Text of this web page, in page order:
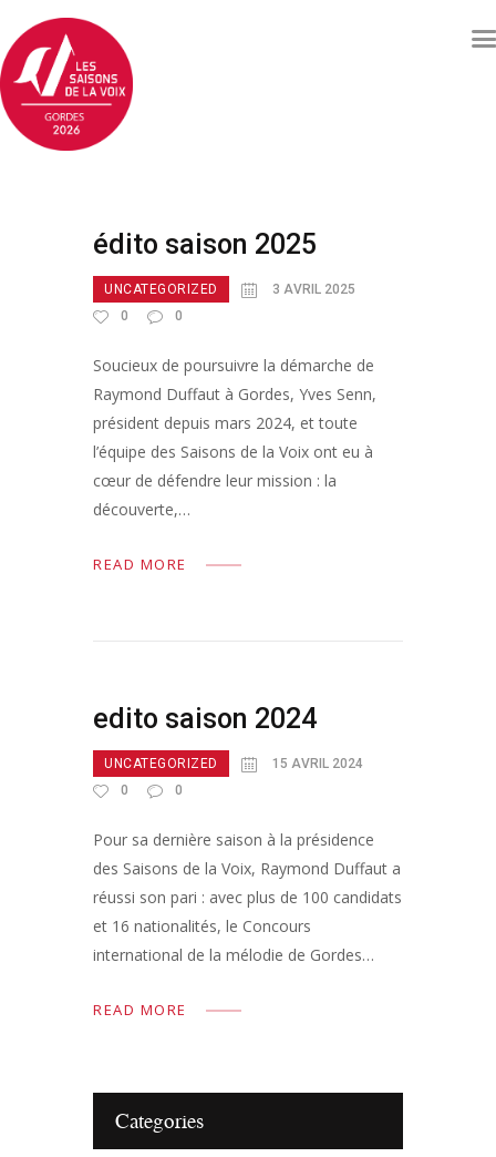
Qui sommes nous ?
la voix
Archives
Contacts
édito saison 2025
UNCATEGORIZED
3 AVRIL 2025
0
0
Soucieux de poursuivre la démarche de
Raymond Duffaut à Gordes, Yves Senn,
président depuis mars 2024, et toute
l’équipe des Saisons de la Voix ont eu à
cœur de défendre leur mission : la
découverte,…
READ MORE
edito saison 2024
UNCATEGORIZED
15 AVRIL 2024
0
0
Pour sa dernière saison à la présidence
des Saisons de la Voix, Raymond Duffaut a
réussi son pari : avec plus de 100 candidats
et 16 nationalités, le Concours
international de la mélodie de Gordes…
READ MORE
Categories